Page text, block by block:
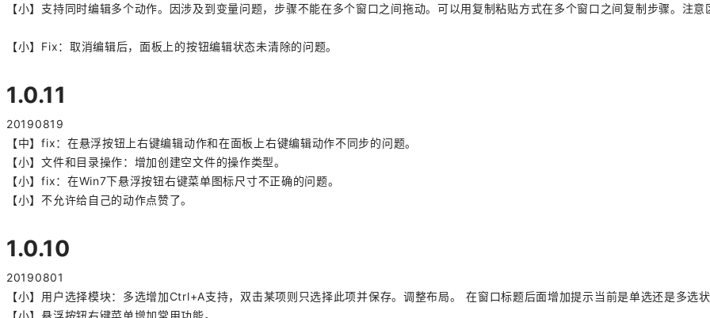
【小】支持同时编辑多个动作。因涉及到变量问题，步骤不能在多个窗口之间拖动。可以用复制粘贴方式在多个窗口之间复制步骤。注
【小】Fix：取消编辑后，面板上的按钮编辑状态未清除的问题。
1.0.11
20190819
【中】fix：在悬浮按钮上右键编辑动作和在面板上右键编辑动作不同步的问题。
【小】文件和目录操作：增加创建空文件的操作类型。
【小】fix：在Win7下悬浮按钮右键菜单图标尺寸不正确的问题。
【小】不允许给自己的动作点赞了。
1.0.10
20190801
【小】用户选择模块：多选增加Ctrl+A支持，双击某项则只选择此项并保存。调整布局。 在窗口标题后面增加提示当前是单选还是多选
【小】悬浮按钮右键菜单增加常用功能。